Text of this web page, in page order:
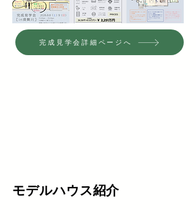
完成見学会詳細ページへ
モデルハウス紹介